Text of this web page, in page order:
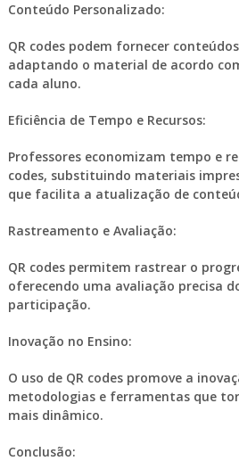
Conteúdo Personalizado:
QR codes podem fornecer
adaptando o material de acordo
cada aluno.
Eficiência de Tempo e Recursos:
Professores economizam tempo e
codes, substituindo materiais
que facilita a atualização de
Rastreamento e Avaliação:
QR codes permitem rastrear o
oferecendo uma avaliação precisa
participação.
Inovação no Ensino:
O uso de QR codes promove a
metodologias e ferramentas que
mais dinâmico.
Conclusão: